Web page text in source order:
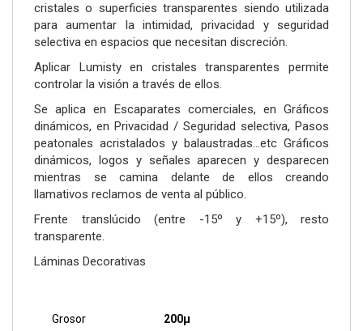
cristales o superficies transparentes siendo utilizada
para aumentar la intimidad, privacidad y seguridad
selectiva en espacios que necesitan discreción.
Aplicar Lumisty en cristales transparentes permite
controlar la visión a través de ellos.
Se aplica en Escaparates comerciales, en Gráficos
dinámicos, en Privacidad / Seguridad selectiva, Pasos
peatonales acristalados y balaustradas...etc Gráficos
dinámicos, logos y señales aparecen y desparecen
mientras se camina delante de ellos creando
llamativos reclamos de venta al público.
Frente translúcido (entre -15º y +15º), resto
transparente.
Láminas Decorativas
Grosor 200µ